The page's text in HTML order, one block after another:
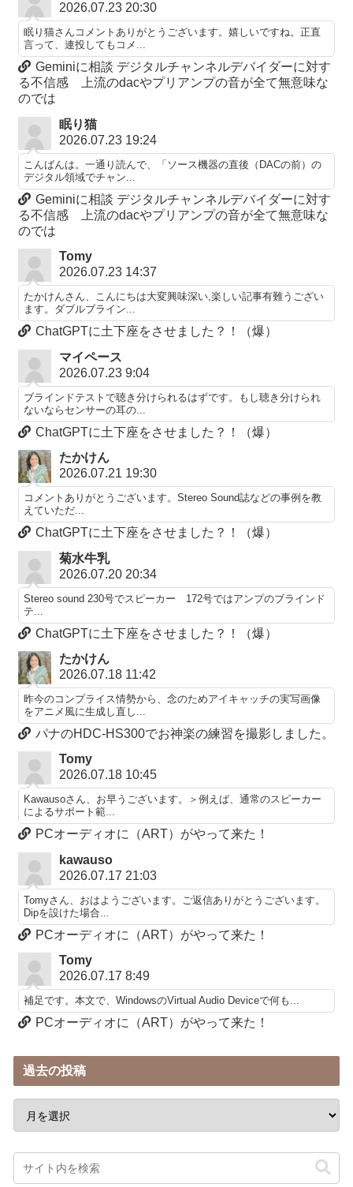
2026.07.23 20:30
眠り猫さんコメントありがとうございます。嬉しいですね。正直
言って、連投してもコメ...
Geminiに相談 デジタルチャンネルデバイダーに対す
る不信感 上流のdacやプリアンプの音が全て無意味な
のでは
眠り猫
2026.07.23 19:24
こんばんは。一通り読んで、「ソース機器の直後（DACの前）の
デジタル領域でチャン...
Geminiに相談 デジタルチャンネルデバイダーに対す
る不信感 上流のdacやプリアンプの音が全て無意味な
のでは
Tomy
2026.07.23 14:37
たかけんさん、こんにちは大変興味深い,楽しい記事有難うござい
ます。ダブルブライン...
ChatGPTに土下座をさせました？！（爆）
マイペース
2026.07.23 9:04
ブラインドテストで聴き分けられるはずです。もし聴き分けられ
ないならセンサーの耳の...
ChatGPTに土下座をさせました？！（爆）
たかけん
2026.07.21 19:30
コメントありがとうございます。Stereo Sound誌などの事例を教
えていただ...
ChatGPTに土下座をさせました？！（爆）
菊水牛乳
2026.07.20 20:34
Stereo sound 230号でスピーカー 172号ではアンプのブラインド
テ...
ChatGPTに土下座をさせました？！（爆）
たかけん
2026.07.18 11:42
昨今のコンプライス情勢から、念のためアイキャッチの実写画像
をアニメ風に生成し直し...
パナのHDC-HS300でお神楽の練習を撮影しました。
Tomy
2026.07.18 10:45
Kawausoさん、お早うございます。＞例えば、通常のスピーカー
によるサポート範...
PCオーディオに（ART）がやって来た！
kawauso
2026.07.17 21:03
Tomyさん、おはようございます。ご返信ありがとうございます。
Dipを設けた場合...
PCオーディオに（ART）がやって来た！
Tomy
2026.07.17 8:49
補足です。本文で、WindowsのVirtual Audio Deviceで何も...
PCオーディオに（ART）がやって来た！
過去の投稿